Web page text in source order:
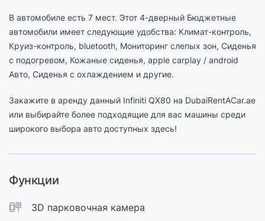
В автомобиле есть 7 мест. Этот 4-дверный Бюджетные
автомобили имеет следующие удобства: Климат-контроль,
Круиз-контроль, bluetooth, Мониторинг слепых зон, Сиденья
с подогревом, Кожаные сиденья, apple carplay / android
Авто, Сиденья с охлаждением и другие.
Закажите в аренду данный Infiniti QX80 на DubaiRentACar.ae
или выбирайте более подходящие для вас машины среди
широкого выбора авто доступных здесь!
Функции
3D парковочная камера